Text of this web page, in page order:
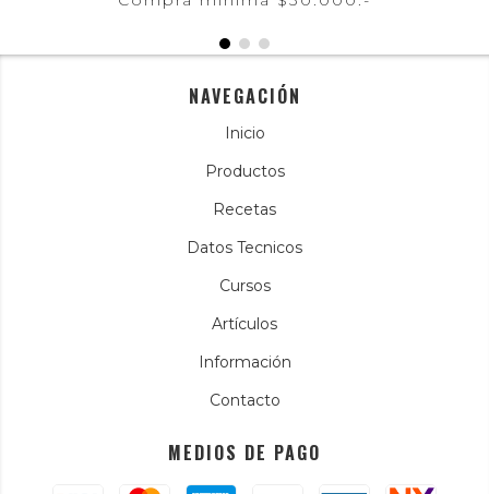
NAVEGACIÓN
Inicio
Productos
Recetas
Datos Tecnicos
Cursos
Artículos
Información
Contacto
MEDIOS DE PAGO